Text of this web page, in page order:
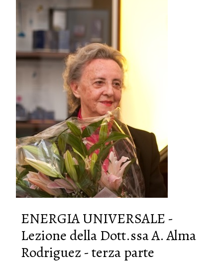
ENERGIA UNIVERSALE -
Lezione della Dott.ssa A. Alma
Rodriguez - terza parte